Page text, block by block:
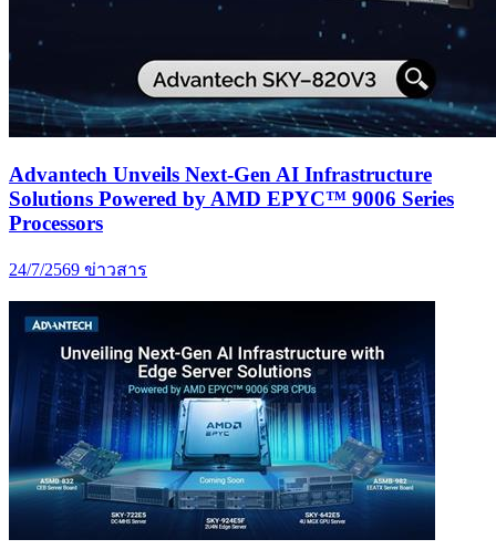
Advantech Unveils Next-Gen AI Infrastructure
Solutions Powered by AMD EPYC™ 9006 Series
Processors
24/7/2569 ข่าวสาร